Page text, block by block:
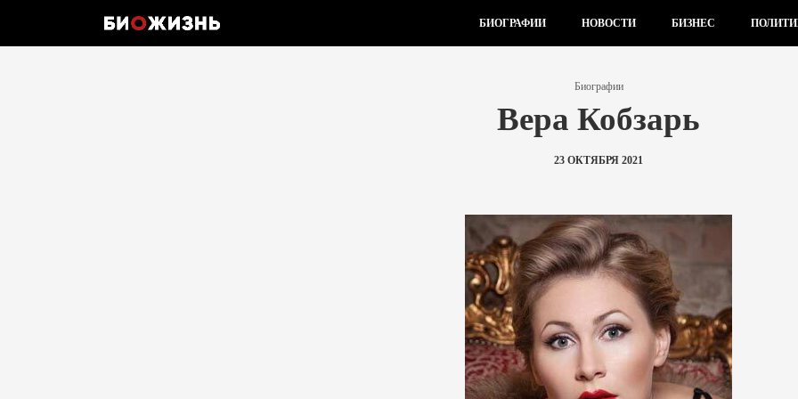
БИОГРАФИИ НОВОСТИ БИЗНЕС
Биографии
Вера Кобзарь
23 ОКТЯБРЯ 2021